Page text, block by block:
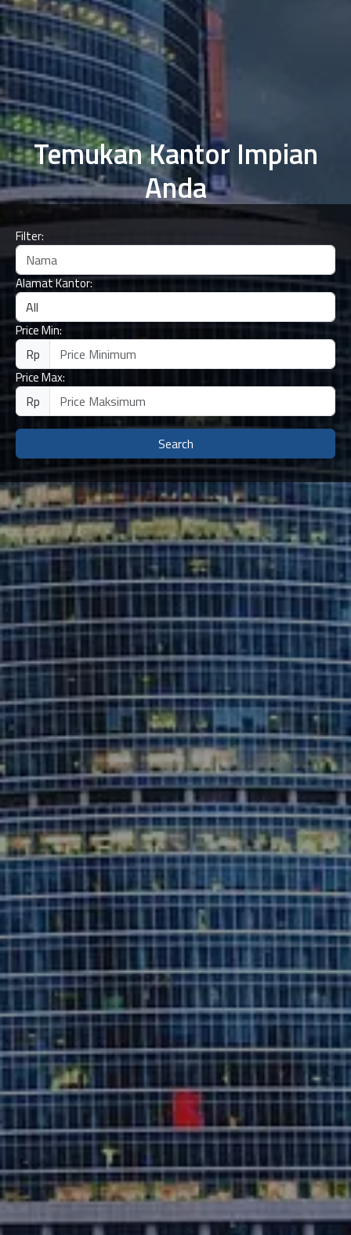
Temukan Kantor Impian
Anda
Filter:
Alamat Kantor:
Price Min:
Rp
Price Max:
Rp
Search